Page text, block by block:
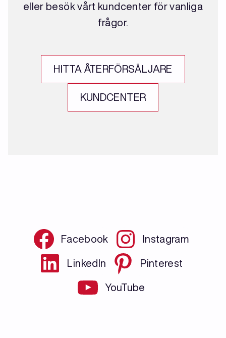
eller besök vårt kundcenter för vanliga
frågor.
HITTA ÅTERFÖRSÄLJARE
KUNDCENTER
Facebook Instagram
LinkedIn Pinterest
YouTube